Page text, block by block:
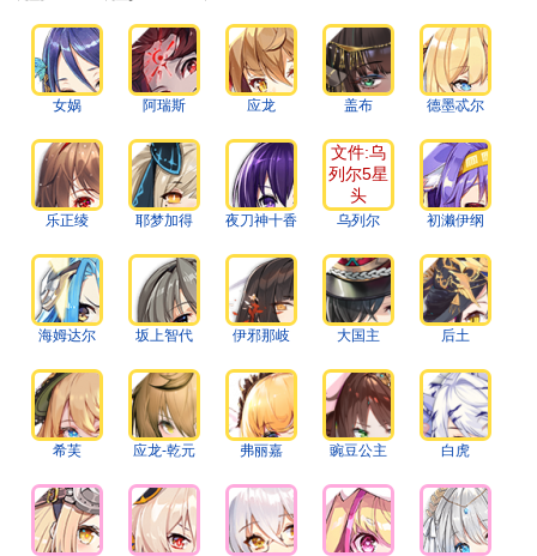
女娲 阿瑞斯 应龙 盖布 德墨忒尔
乐正绫 耶梦加得 夜刀神十香
文件:乌
列尔5星
头
像.png
乌列尔 初濑伊纲
海姆达尔 坂上智代 伊邪那岐 大国主 后土
希芙 应龙-乾元 弗丽嘉 豌豆公主 白虎